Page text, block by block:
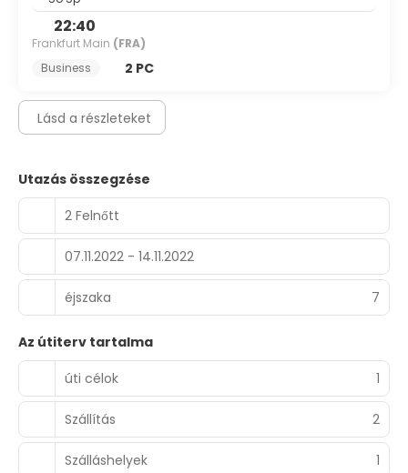
Featured amenities include luggage storage, a safe
deposit box at the front desk, and an elevator. Free self
parking is available onsite.
22:40
Frankfurt Main (FRA)
Business
2 PC
Lásd a részleteket
Utazás összegzése
2 Felnőtt
07.11.2022 - 14.11.2022
éjszaka 7
Az útiterv tartalma
úti célok
1
Szállítás 2
Szálláshelyek 1